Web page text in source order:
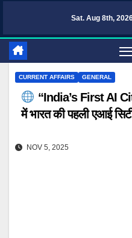
content
Sat. Aug 8th,
TufaWrite – Latest Technology
CURRENT AFFAIRS GENERAL
“India’s First AI
में भारत की पहली एआई
NOV 5, 2025